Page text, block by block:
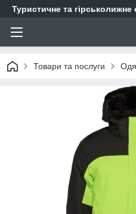
Туристичне та
Товари та послуги